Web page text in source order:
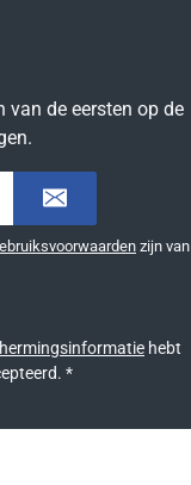
de eersten op de
zijn van
hebt
*